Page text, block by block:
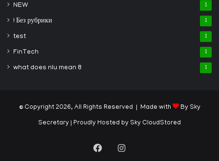
NEW 1
! Без рубрики 1
test 1
FinTech 1
what does nlu mean 8 1
© Copyright 2026, All Rights Reserved | Made with By Sky
Secretary | Proudly Hosted by Sky CloudStored
FacebookInstagram